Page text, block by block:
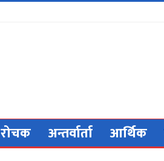
रोचक अन्तर्वार्ता आर्थिक